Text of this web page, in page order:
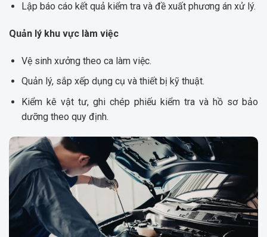
Lập báo cáo kết quả kiểm tra và đề xuất phương án xử lý.
Quản lý khu vực làm việc
Vệ sinh xưởng theo ca làm việc.
Quản lý, sắp xếp dụng cụ và thiết bị kỹ thuật.
Kiểm kê vật tư, ghi chép phiếu kiểm tra và hồ sơ bảo
dưỡng theo quy định.